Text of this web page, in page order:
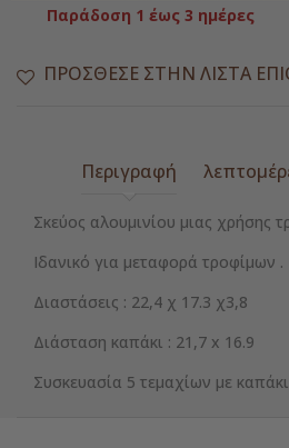
Παράδοση 1 έως 3 ημέρες
ΠΡΌΣΘΕΣΕ ΣΤΗΝ ΛΊΣΤΑ
Περιγραφή
Σκεύος αλουμινίου μιας χρήσης
Ιδανικό για μεταφορά τροφίμων .
Διαστάσεις : 22,4 χ 17.3 χ3,8
Διάσταση καπάκι : 21,7 x 16.9
Συσκευασία 5 τεμαχίων με